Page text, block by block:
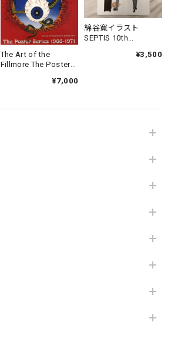
The Art of the
Fillmore The Poster
¥7,000
綿谷寛イラスト
SEPTIS 10th
¥3,500